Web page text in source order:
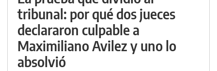
tribunal: por qué dos jueces
declararon culpable a
Maximiliano Avilez y uno lo
absolvió